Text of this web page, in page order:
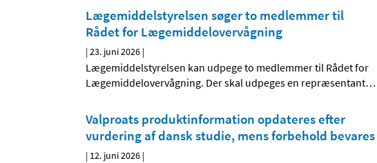
Lægemiddelstyrelsen søger to medlemmer til
Rådet for Lægemiddelovervågning
|23. juni 2026 |
Lægemiddelstyrelsen kan udpege to medlemmer til Rådet for
Lægemiddelovervågning. Der skal udpeges en repræsentant…
Valproats produktinformation opdateres efter
vurdering af dansk studie, mens forbehold bevares
| 12. juni 2026 |